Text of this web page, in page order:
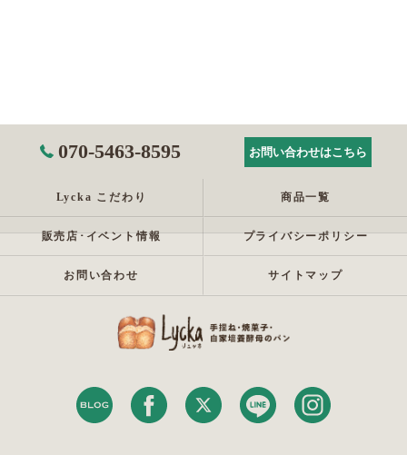
070-5463-8595 お問い合わせはこちら
Lycka こだわり 商品一覧
販売店･イベント情報 プライバシーポリシー
お問い合わせ サイトマップ